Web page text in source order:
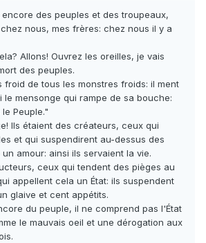
des peuples et des troupeaux,
nous, mes frères: chez nous il y a
Allons! Ouvrez les oreilles, je vais
des peuples.
froid de tous les monstres froids: il ment
le mensonge qui rampe de sa bouche:
Peuple."
Ils étaient des créateurs, ceux qui
et qui suspendirent au-dessus des
amour: ainsi ils servaient la vie.
ceux qui tendent des pièges au
appellent cela un État: ils suspendent
glaive et cent appétits.
du peuple, il ne comprend pas l'État
le mauvais oeil et une dérogation aux